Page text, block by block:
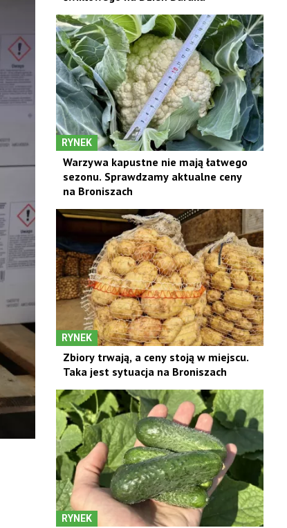
RYNEK
Warzywa kapustne nie mają łatwego
sezonu. Sprawdzamy aktualne ceny
na Broniszach
RYNEK
Zbiory trwają, a ceny stoją w miejscu.
Taka jest sytuacja na Broniszach
RYNEK